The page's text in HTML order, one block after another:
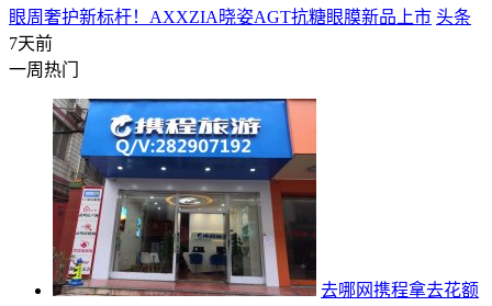
眼周奢护新标杆！AXXZIA晓姿AGT抗糖眼膜新品上市 头条
7天前
一周热门
去哪网携程拿去花额